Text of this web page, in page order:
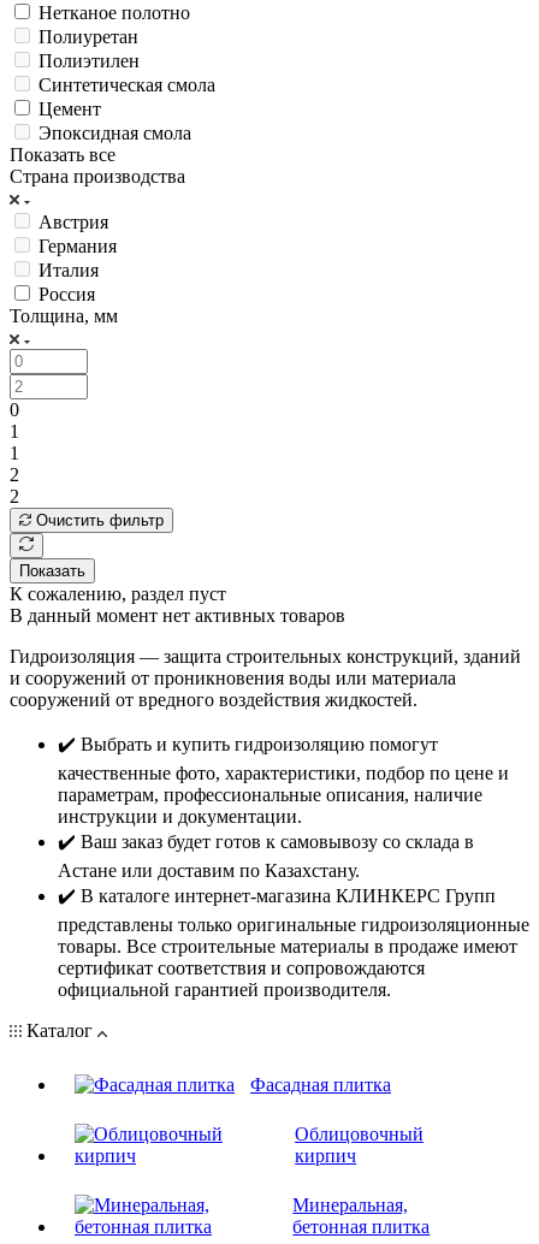
Нетканое полотно
Полиуретан
Полиэтилен
Синтетическая смола
Цемент
Эпоксидная смола
Показать все
Страна производства
Австрия
Германия
Италия
Россия
Толщина, мм
0
1
1
2
2
Очистить фильтр
Показать
К сожалению, раздел пуст
В данный момент нет активных товаров
Гидроизоляция — защита строительных конструкций, зданий
и сооружений от проникновения воды или материала
сооружений от вредного воздействия жидкостей.
✔️ Выбрать и купить гидроизоляцию помогут
качественные фото, характеристики, подбор по цене и
параметрам, профессиональные описания, наличие
инструкции и документации.
✔️ Ваш заказ будет готов к самовывозу со склада в
Астане или доставим по Казахстану.
✔️ В каталоге интернет-магазина КЛИНКЕРС Групп
представлены только оригинальные гидроизоляционные
товары. Все строительные материалы в продаже имеют
сертификат соответствия и сопровождаются
официальной гарантией производителя.
Каталог
Фасадная плитка
Облицовочный
кирпич
Минеральная,
бетонная плитка